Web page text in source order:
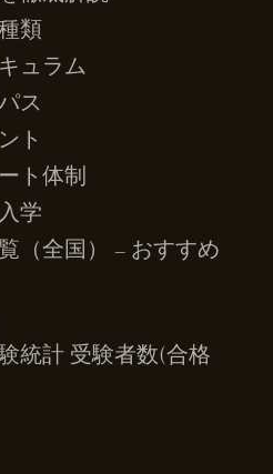
類
ュラム
ス
ト
ト体制
学
（全国） – おすすめ
統計 受験者数(合格